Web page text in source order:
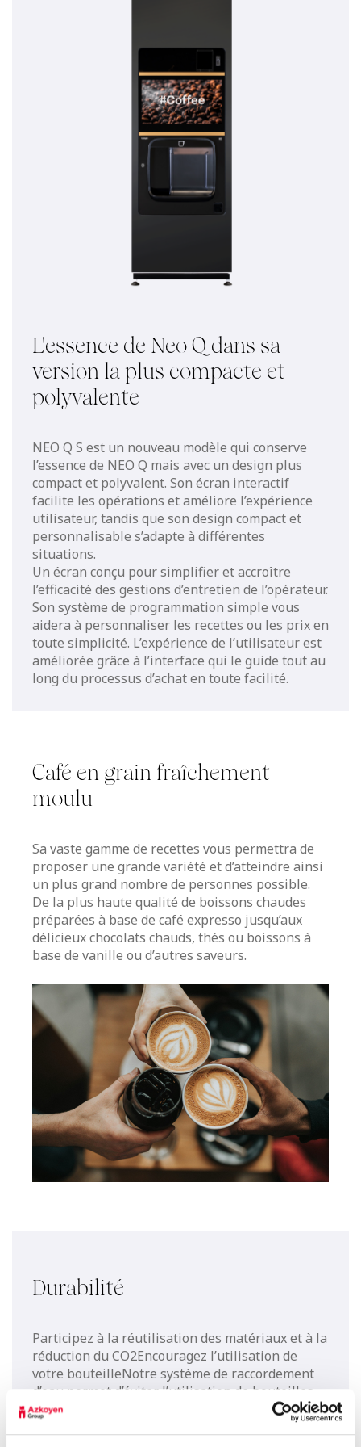
L'essence de Neo Q dans sa
version la plus compacte et
polyvalente
NEO Q S est un nouveau modèle qui conserve
l’essence de NEO Q mais avec un design plus
compact et polyvalent. Son écran interactif
facilite les opérations et améliore l’expérience
utilisateur, tandis que son design compact et
personnalisable s’adapte à différentes
situations.
Un écran conçu pour simplifier et accroître
l’efficacité des gestions d’entretien de l’opérateur.
Son système de programmation simple vous
aidera à personnaliser les recettes ou les prix en
toute simplicité. L’expérience de l’utilisateur est
améliorée grâce à l’interface qui le guide tout au
long du processus d’achat en toute facilité.
Café en grain fraîchement
moulu
Sa vaste gamme de recettes vous permettra de
proposer une grande variété et d’atteindre ainsi
un plus grand nombre de personnes possible.
De la plus haute qualité de boissons chaudes
préparées à base de café expresso jusqu’aux
délicieux chocolats chauds, thés ou boissons à
base de vanille ou d’autres saveurs.
Durabilité
Participez à la réutilisation des matériaux et à la
réduction du CO2Encouragez l’utilisation de
votre bouteilleNotre système de raccordement
d’eau permet d’éviter l’utilisation de bouteilles
jetables et nous promouvons ainsi la
consommation d’eau de manière plus durable,